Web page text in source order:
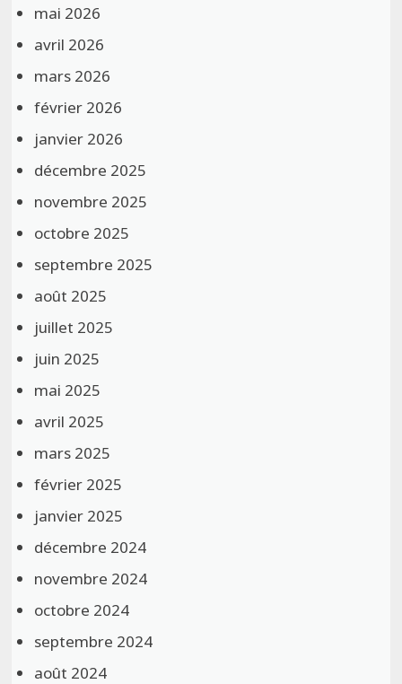
mai 2026
avril 2026
mars 2026
février 2026
janvier 2026
décembre 2025
novembre 2025
octobre 2025
septembre 2025
août 2025
juillet 2025
juin 2025
mai 2025
avril 2025
mars 2025
février 2025
janvier 2025
décembre 2024
novembre 2024
octobre 2024
septembre 2024
août 2024